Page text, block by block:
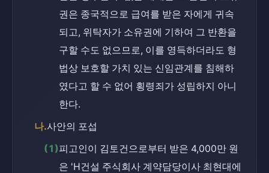
권은 종국적으로 급여를 받은 자에게 귀속
되고, 위탁자가 소유권에 기하여 그 반환을
구할 수도 없으므로, 이를 영득하더라도 형
법상 보호할 가치 있는 신임관계를 침해하
였다고 할 수 없어 횡령죄가 성립하지 아니
한다.
나.사안의 포섭
(1)피고인이 김토건으로부터 받은 4,000만 원
은 'H건설 주식회사 계약담당이사 최현대에